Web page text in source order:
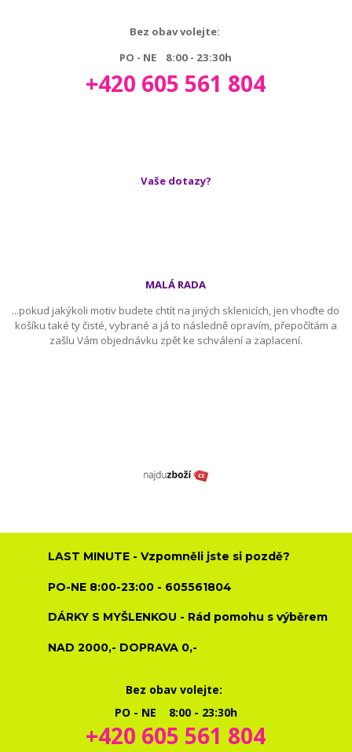
Bez obav volejte:
PO - NE 8:00 - 23:30h
+420 605 561 804
Vaše dotazy?
MALÁ RADA
...pokud jakýkoli motiv budete chtít na jiných sklenicích, jen vhoďte do
košíku také ty čisté, vybrané a já to následně opravím, přepočítám a
zašlu Vám objednávku zpět ke schválení a zaplacení.
LAST MINUTE - Vzpomněli jste si pozdě?
PO-NE 8:00-23:00 - 605561804
DÁRKY S MYŠLENKOU - Rád pomohu s výběrem
NAD 2000,- DOPRAVA 0,-
Bez obav volejte:
PO - NE 8:00 - 23:30h
+420 605 561 804